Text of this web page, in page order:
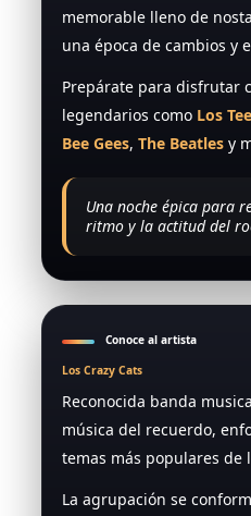
memorable lleno de
una época de cambios y
Prepárate para disfrutar
legendarios como Los
Bee Gees,The Beatles y
Una noche épica para
ritmo y la actitud del
Conoce al artista
Los Crazy Cats
Reconocida banda
música del recuerdo,
temas más populares de
La agrupación se